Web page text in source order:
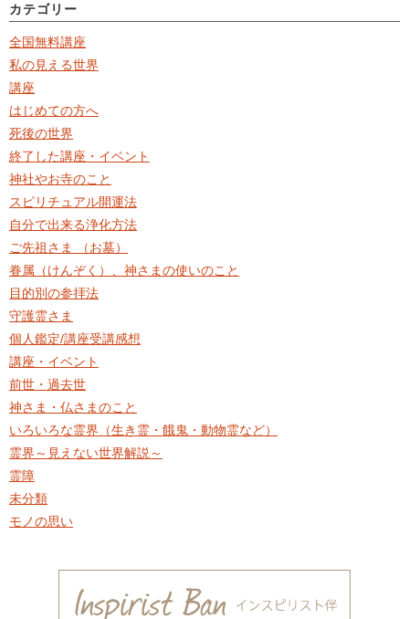
カテゴリー
全国無料講座
私の見える世界
講座
はじめての方へ
死後の世界
終了した講座・イベント
神社やお寺のこと
スピリチュアル開運法
自分で出来る浄化方法
ご先祖さま （お墓）
眷属（けんぞく）、神さまの使いのこと
目的別の参拝法
守護霊さま
個人鑑定/講座受講感想
講座・イベント
前世・過去世
神さま・仏さまのこと
いろいろな霊界（生き霊・餓鬼・動物霊など）
霊界～見えない世界解説～
霊障
未分類
モノの思い